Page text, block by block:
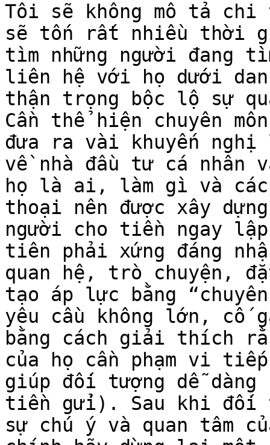
Tôi sẽ không mô tả
sẽ tốn rất nhiều thời
tìm những người đang
liên hệ với họ dưới
thận trọng bộc lộ sự
Cần thể hiện chuyên
đưa ra vài khuyến nghị
về nhà đầu tư cá nhân
họ là ai, làm gì và
thoại nên được xây
người cho tiền ngay
tiên phải xứng đáng
quan hệ, trò chuyện,
tạo áp lực bằng
yêu cầu không lớn, cố
bằng cách giải thích
của họ cần phạm vi
giúp đối tượng dễ
tiền gửi). Sau khi đối
sự chú ý và quan tâm